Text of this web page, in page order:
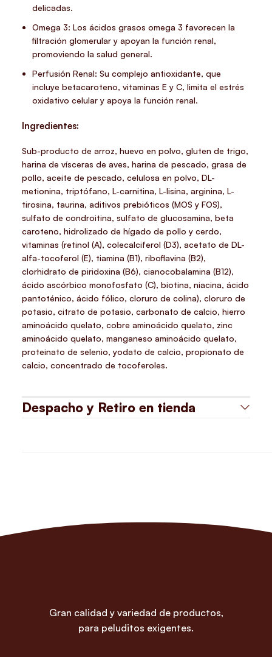
delicadas.
Omega 3: Los ácidos grasos omega 3 favorecen la
filtración glomerular y apoyan la función renal,
promoviendo la salud general.
Perfusión Renal: Su complejo antioxidante, que
incluye betacaroteno, vitaminas E y C, limita el estrés
oxidativo celular y apoya la función renal.
Ingredientes:
Sub-producto de arroz, huevo en polvo, gluten de trigo,
harina de vísceras de aves, harina de pescado, grasa de
pollo, aceite de pescado, celulosa en polvo, DL-
metionina, triptófano, L-carnitina, L-lisina, arginina, L-
tirosina, taurina, aditivos prebióticos (MOS y FOS),
sulfato de condroitina, sulfato de glucosamina, beta
caroteno, hidrolizado de hígado de pollo y cerdo,
vitaminas (retinol (A), colecalciferol (D3), acetato de DL-
alfa-tocoferol (E), tiamina (B1), riboflavina (B2),
clorhidrato de piridoxina (B6), cianocobalamina (B12),
ácido ascórbico monofosfato (C), biotina, niacina, ácido
pantoténico, ácido fólico, cloruro de colina), cloruro de
potasio, citrato de potasio, carbonato de calcio, hierro
aminoácido quelato, cobre aminoácido quelato, zinc
aminoácido quelato, manganeso aminoácido quelato,
proteinato de selenio, yodato de calcio, propionato de
calcio, concentrado de tocoferoles.
Despacho y Retiro en tienda
Gran calidad y variedad de productos,
para peluditos exigentes.